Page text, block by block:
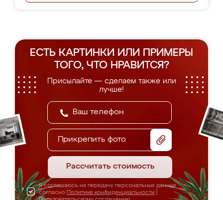
ЕСТЬ КАРТИНКИ ИЛИ ПРИМЕРЫ
ТОГО, ЧТО НРАВИТСЯ?
Присылайте — сделаем также или
лучше!
Прикрепить фото
Рассчитать стоимость
Я соглашаюсь на передачу персональных данных
согласно Политике конфиденциальности